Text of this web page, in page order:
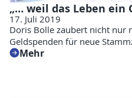
„… weil das Leben ein
17. Juli 2019
Doris Bolle zaubert nicht nur
Geldspenden für neue
Mehr